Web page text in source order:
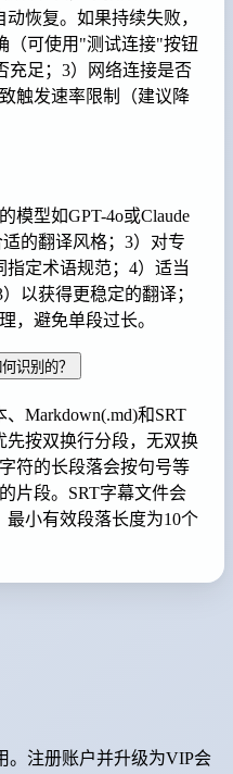
恢复。如果持续失败，
（可使用"测试连接"按钮
充足；3）网络连接是否
触发速率限制（建议降
模型如GPT-4o或Claude
的翻译风格；3）对专
定术语规范；4）适当
）以获得更稳定的翻译；
，避免单段过长。
识别的？
Markdown(.md)和SRT
先按双换行分段，无双换
符的长段落会按句号等
片段。SRT字幕文件会
最小有效段落长度为10个
。注册账户并升级为VIP会